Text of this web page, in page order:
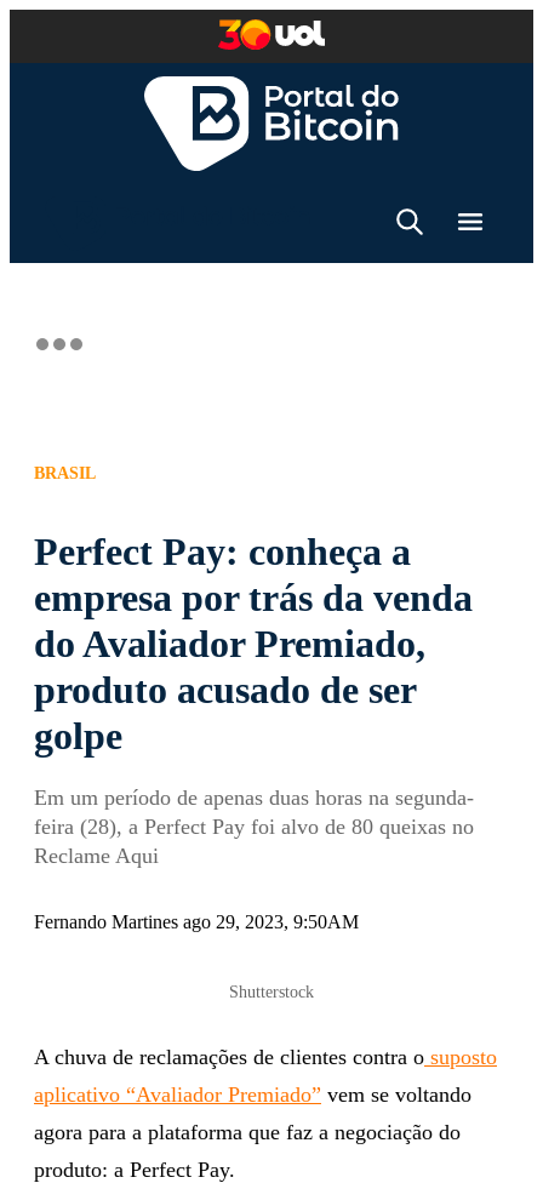
BRASIL
Perfect Pay: conheça a
empresa por trás da venda
do Avaliador Premiado,
produto acusado de ser
golpe
Em um período de apenas duas horas na segunda-
feira (28), a Perfect Pay foi alvo de 80 queixas no
Reclame Aqui
Fernando Martines ago 29, 2023, 9:50AM
Shutterstock
A chuva de reclamações de clientes contra o suposto
aplicativo “Avaliador Premiado” vem se voltando
agora para a plataforma que faz a negociação do
produto: a Perfect Pay.